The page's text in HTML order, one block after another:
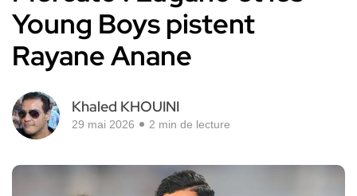
Young Boys pistent
Rayane Anane
Khaled KHOUINI
29 mai 2026 2 min de lecture